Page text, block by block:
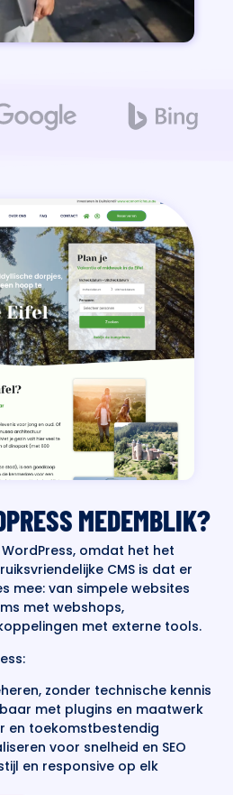
MEDEMBLIK?
omdat het het
CMS is dat er
mee: van simpele websites
met webshops,
met externe tools.
zonder technische kennis
met plugins en maatwerk
en toekomstbestendig
voor snelheid en SEO
en responsive op elk